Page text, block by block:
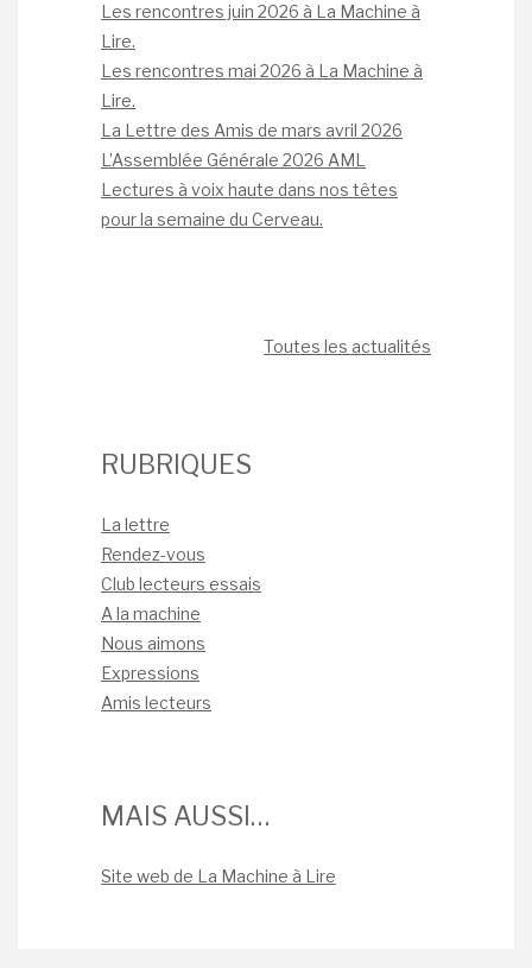
Les rencontres juin 2026 à La Machine à
Lire.
Les rencontres mai 2026 à La Machine à
Lire.
La Lettre des Amis de mars avril 2026
L’Assemblée Générale 2026 AML
Lectures à voix haute dans nos têtes
pour la semaine du Cerveau.
Toutes les actualités
RUBRIQUES
La lettre
Rendez-vous
Club lecteurs essais
A la machine
Nous aimons
Expressions
Amis lecteurs
MAIS AUSSI…
Site web de La Machine à Lire